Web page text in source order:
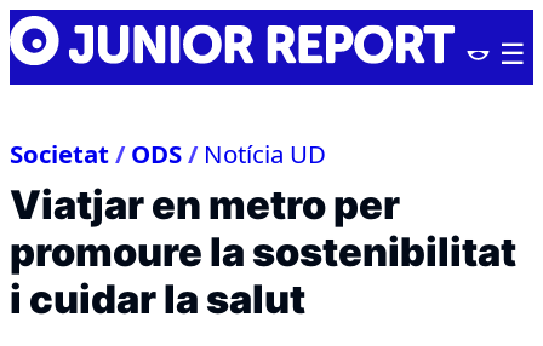
Skip
to
content
Junior
Report
Societat/ODS/ Notícia UD
Viatjar en metro per
promoure la sostenibilitat
i cuidar la salut